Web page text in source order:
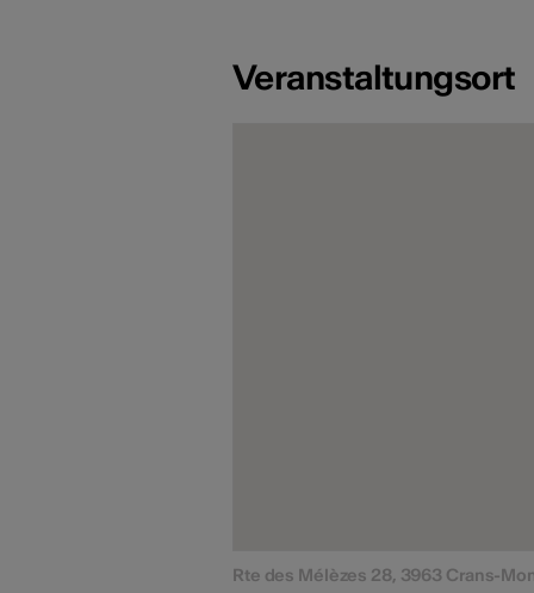
Veranstaltungsort
Rte des Mélèzes 28, 3963 Crans-